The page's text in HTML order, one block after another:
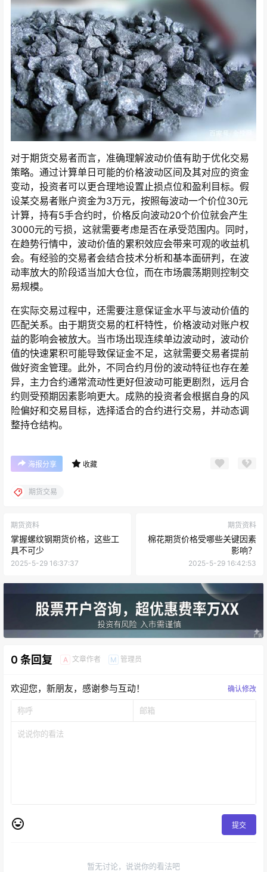
对于期货交易者而言，准确理解波动价值有助于优化交易
策略。通过计算单日可能的价格波动区间及其对应的资金
变动，投资者可以更合理地设置止损点位和盈利目标。假
设某交易者账户资金为3万元，按照每波动一个价位30元
计算，持有5手合约时，价格反向波动20个价位就会产生
3000元的亏损，这就需要考虑是否在承受范围内。同时，
在趋势行情中，波动价值的累积效应会带来可观的收益机
会。有经验的交易者会结合技术分析和基本面研判，在波
动率放大的阶段适当加大仓位，而在市场震荡期则控制交
易规模。
在实际交易过程中，还需要注意保证金水平与波动价值的
匹配关系。由于期货交易的杠杆特性，价格波动对账户权
益的影响会被放大。当市场出现连续单边波动时，波动价
值的快速累积可能导致保证金不足，这就需要交易者提前
做好资金管理。此外，不同合约月份的波动特征也存在差
异，主力合约通常流动性更好但波动可能更剧烈，远月合
约则受预期因素影响更大。成熟的投资者会根据自身的风
险偏好和交易目标，选择适合的合约进行交易，并动态调
整持仓结构。
海报分享 收藏
期货交易
期货资料
掌握螺纹钢期货价格，这些工
具不可少
2025-5-29 16:37:37
期货资料
棉花期货价格受哪些关键因素
影响？
2025-5-29 16:42:53
0 条回复 A 文章作者 M 管理员
欢迎您，新朋友，感谢参与互动！ 确认修改
提交
暂无讨论，说说你的看法吧